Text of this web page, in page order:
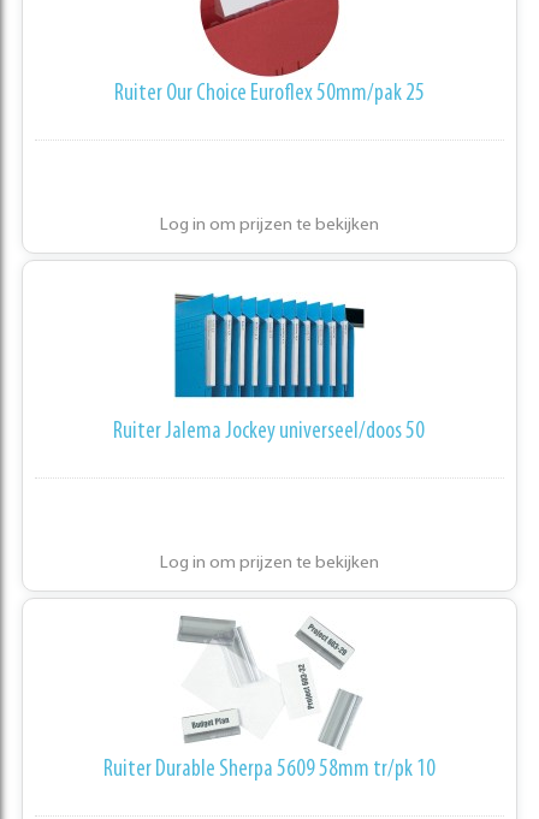
Ruiter Our Choice Euroflex 50mm/pak 25
Log in om prijzen te bekijken
Ruiter Jalema Jockey universeel/doos 50
Log in om prijzen te bekijken
Ruiter Durable Sherpa 5609 58mm tr/pk 10